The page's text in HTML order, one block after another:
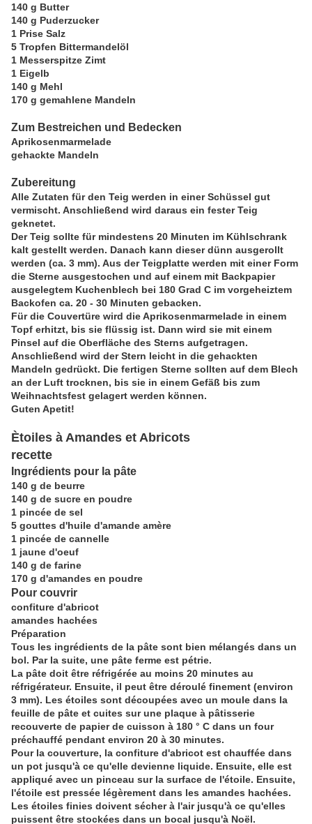
140 g Butter
140 g Puderzucker
1 Prise Salz
5 Tropfen Bittermandelöl
1 Messerspitze Zimt
1 Eigelb
140 g Mehl
170 g gemahlene Mandeln
Zum Bestreichen und Bedecken
Aprikosenmarmelade
gehackte Mandeln
Zubereitung
Alle Zutaten für den Teig werden in einer Schüssel gut
vermischt. Anschließend wird daraus ein fester Teig
geknetet.
Der Teig sollte für mindestens 20 Minuten im Kühlschrank
kalt gestellt werden. Danach kann dieser dünn ausgerollt
werden (ca. 3 mm). Aus der Teigplatte werden mit einer Form
die Sterne ausgestochen und auf einem mit Backpapier
ausgelegtem Kuchenblech bei 180 Grad C im vorgeheiztem
Backofen ca. 20 - 30 Minuten gebacken.
Für die Couvertüre wird die Aprikosenmarmelade in einem
Topf erhitzt, bis sie flüssig ist. Dann wird sie mit einem
Pinsel auf die Oberfläche des Sterns aufgetragen.
Anschließend wird der Stern leicht in die gehackten
Mandeln gedrückt. Die fertigen Sterne sollten auf dem Blech
an der Luft trocknen, bis sie in einem Gefäß bis zum
Weihnachtsfest gelagert werden können.
Guten Apetit!
Ètoiles à Amandes et Abricots
recette
Ingrédients pour la pâte
140 g de beurre
140 g de sucre en poudre
1 pincée de sel
5 gouttes d'huile d'amande amère
1 pincée de cannelle
1 jaune d'oeuf
140 g de farine
170 g d'amandes en poudre
Pour couvrir
confiture d'abricot
amandes hachées
Préparation
Tous les ingrédients de la pâte sont bien mélangés dans un
bol. Par la suite, une pâte ferme est pétrie.
La pâte doit être réfrigérée au moins 20 minutes au
réfrigérateur. Ensuite, il peut être déroulé finement (environ
3 mm). Les étoiles sont découpées avec un moule dans la
feuille de pâte et cuites sur une plaque à pâtisserie
recouverte de papier de cuisson à 180 ° C dans un four
préchauffé pendant environ 20 à 30 minutes.
Pour la couverture, la confiture d'abricot est chauffée dans
un pot jusqu'à ce qu'elle devienne liquide. Ensuite, elle est
appliqué avec un pinceau sur la surface de l'étoile. Ensuite,
l'étoile est pressée légèrement dans les amandes hachées.
Les étoiles finies doivent sécher à l'air jusqu'à ce qu'elles
puissent être stockées dans un bocal jusqu'à Noël.